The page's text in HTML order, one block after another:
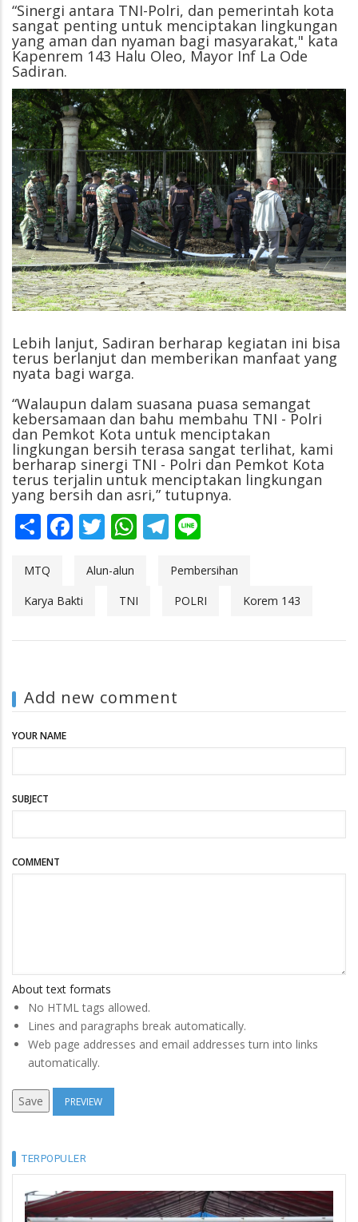
“Sinergi antara TNI-Polri, dan pemerintah kota
sangat penting untuk menciptakan lingkungan
yang aman dan nyaman bagi masyarakat," kata
Kapenrem 143 Halu Oleo, Mayor Inf La Ode
Sadiran.
Lebih lanjut, Sadiran berharap kegiatan ini bisa
terus berlanjut dan memberikan manfaat yang
nyata bagi warga.
“Walaupun dalam suasana puasa semangat
kebersamaan dan bahu membahu TNI - Polri
dan Pemkot Kota untuk menciptakan
lingkungan bersih terasa sangat terlihat, kami
berharap sinergi TNI - Polri dan Pemkot Kota
terus terjalin untuk menciptakan lingkungan
yang bersih dan asri,” tutupnya.
ShareFacebook
Twitter
WhatsApp
Telegram
MTQ Alun-alun
Pembersihan
Karya Bakti
TNI POLRI Korem 143
Add new comment
YOUR NAME
SUBJECT
COMMENT
About text formats
No HTML tags allowed.
Lines and paragraphs break automatically.
Web page addresses and email addresses turn into links
automatically.
TERPOPULER